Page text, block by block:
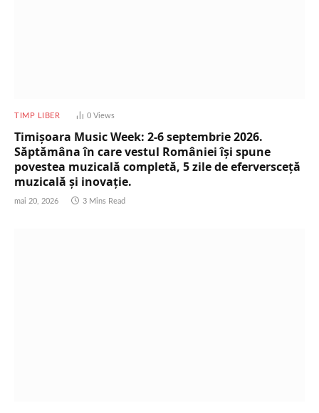
TIMP LIBER 0 Views
Timișoara Music Week: 2-6 septembrie 2026.
Săptămâna în care vestul României își spune
povestea muzicală completă, 5 zile de eferversceță
muzicală și inovație.
mai 20, 2026 3 Mins Read